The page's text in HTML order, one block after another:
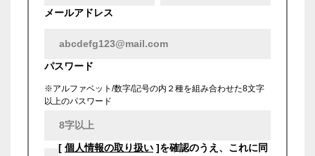
メールアドレス
パスワード
※アルファベット/数字/記号の内２種を組み合わせた8文字
以上のパスワード
[ 個人情報の取り扱い ]を確認のうえ、これに同